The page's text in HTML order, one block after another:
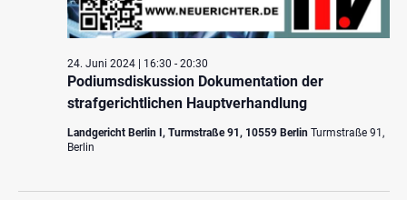
Podiumsdiskussion Dokumentation der
strafgerichtlichen Hauptverhandlung
24. Juni 2024 | 16:30 - 20:30
Landgericht Berlin I, Turmstraße 91, 10559 Berlin Turmstraße 91,
Berlin